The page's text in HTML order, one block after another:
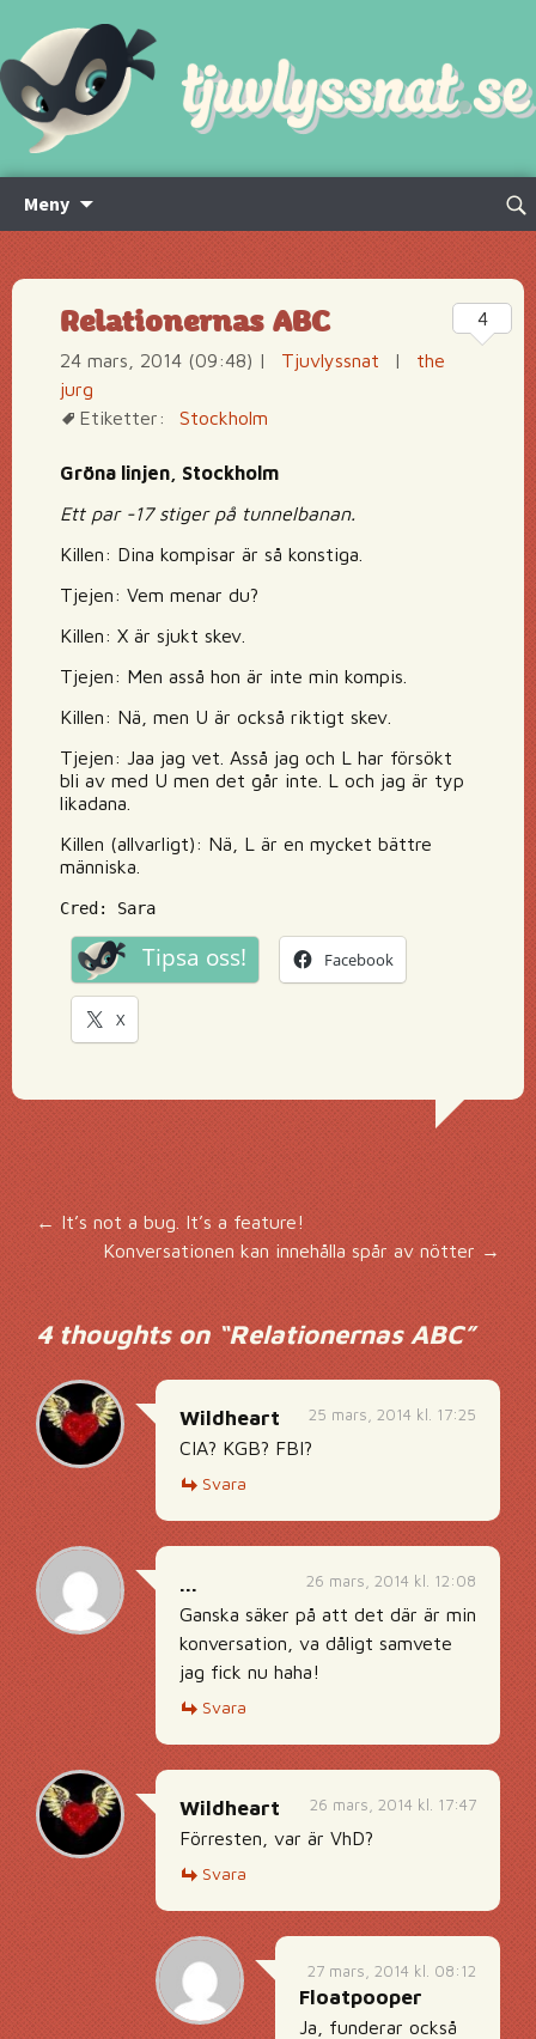
Meny
innehåll
Sök
Relationernas ABC
24 mars, 2014 (09:48) | Tjuvlyssnat |
the
jurg
Etiketter:
Stockholm
Gröna linjen, Stockholm
Ett par -17 stiger på tunnelbanan.
Killen: Dina kompisar är så konstiga.
Tjejen: Vem menar du?
Killen: X är sjukt skev.
Tjejen: Men asså hon är inte min kompis.
Killen: Nä, men U är också riktigt skev.
Tjejen: Jaa jag vet. Asså jag och L har försökt
bli av med U men det går inte. L och jag är typ
likadana.
Killen (allvarligt): Nä, L är en mycket bättre
människa.
Cred: Sara
Tipsa oss! Facebook
X
4
Inläggsnavigering
← It’s not a bug. It’s a feature!
Konversationen kan innehålla spår av nötter →
4 thoughts on “Relationernas ABC”
25 mars, 2014 kl. 17:25
Wildheart
CIA? KGB? FBI?
Svara
26 mars, 2014 kl. 12:08
...
Ganska säker på att det där är min
konversation, va dåligt samvete
jag fick nu haha!
Svara
26 mars, 2014 kl. 17:47
Wildheart
Förresten, var är VhD?
Svara
27 mars, 2014 kl. 08:12
Floatpooper
Ja, funderar också